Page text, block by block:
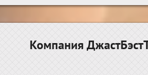
Компания